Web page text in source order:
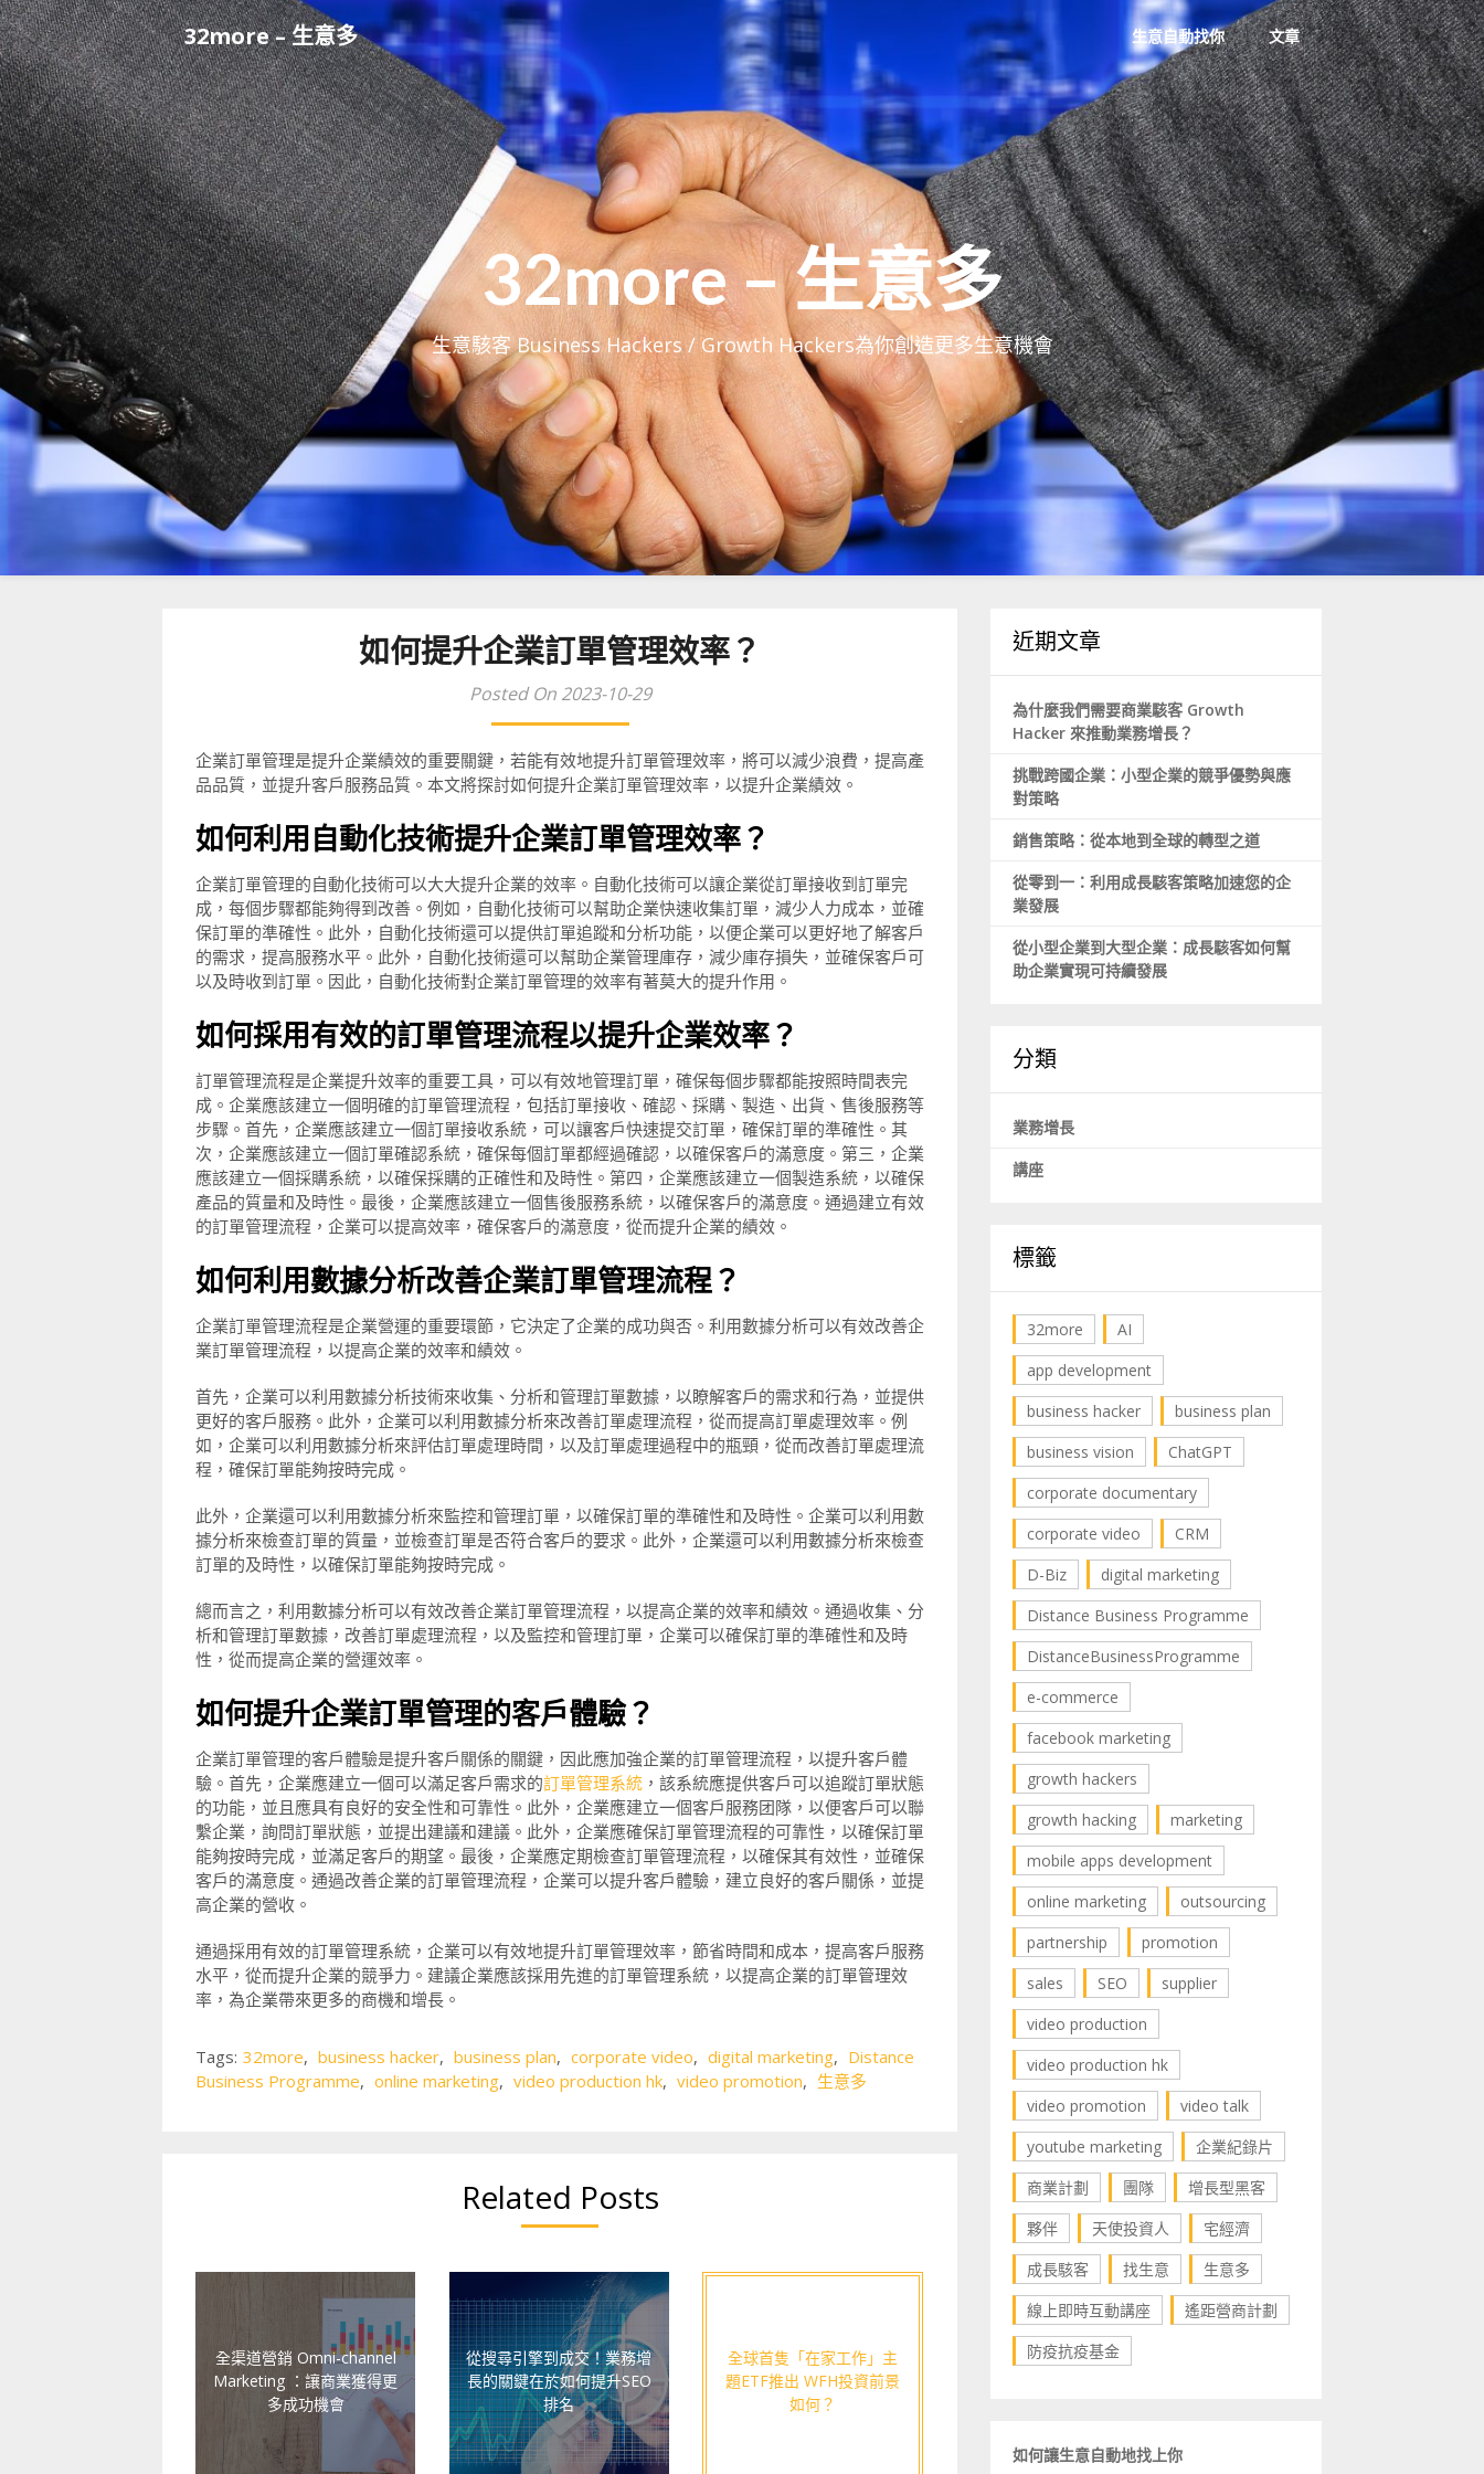
Skip
to
content
32more – 生意多 生意自動找你 文章
32more – 生意多
生意駭客 Business Hackers / Growth Hackers為你創造更多生意機會
如何提升企業訂單管理效率？
Posted On 2023-10-29
企業訂單管理是提升企業績效的重要關鍵，若能有效地提升訂單管理效率，將可以減少浪費，提高產
品品質，並提升客戶服務品質。本文將探討如何提升企業訂單管理效率，以提升企業績效。
如何利用自動化技術提升企業訂單管理效率？
企業訂單管理的自動化技術可以大大提升企業的效率。自動化技術可以讓企業從訂單接收到訂單完
成，每個步驟都能夠得到改善。例如，自動化技術可以幫助企業快速收集訂單，減少人力成本，並確
保訂單的準確性。此外，自動化技術還可以提供訂單追蹤和分析功能，以便企業可以更好地了解客戶
的需求，提高服務水平。此外，自動化技術還可以幫助企業管理庫存，減少庫存損失，並確保客戶可
以及時收到訂單。因此，自動化技術對企業訂單管理的效率有著莫大的提升作用。
如何採用有效的訂單管理流程以提升企業效率？
訂單管理流程是企業提升效率的重要工具，可以有效地管理訂單，確保每個步驟都能按照時間表完
成。企業應該建立一個明確的訂單管理流程，包括訂單接收、確認、採購、製造、出貨、售後服務等
步驟。首先，企業應該建立一個訂單接收系統，可以讓客戶快速提交訂單，確保訂單的準確性。其
次，企業應該建立一個訂單確認系統，確保每個訂單都經過確認，以確保客戶的滿意度。第三，企業
應該建立一個採購系統，以確保採購的正確性和及時性。第四，企業應該建立一個製造系統，以確保
產品的質量和及時性。最後，企業應該建立一個售後服務系統，以確保客戶的滿意度。通過建立有效
的訂單管理流程，企業可以提高效率，確保客戶的滿意度，從而提升企業的績效。
如何利用數據分析改善企業訂單管理流程？
企業訂單管理流程是企業營運的重要環節，它決定了企業的成功與否。利用數據分析可以有效改善企
業訂單管理流程，以提高企業的效率和績效。
首先，企業可以利用數據分析技術來收集、分析和管理訂單數據，以瞭解客戶的需求和行為，並提供
更好的客戶服務。此外，企業可以利用數據分析來改善訂單處理流程，從而提高訂單處理效率。例
如，企業可以利用數據分析來評估訂單處理時間，以及訂單處理過程中的瓶頸，從而改善訂單處理流
程，確保訂單能夠按時完成。
此外，企業還可以利用數據分析來監控和管理訂單，以確保訂單的準確性和及時性。企業可以利用數
據分析來檢查訂單的質量，並檢查訂單是否符合客戶的要求。此外，企業還可以利用數據分析來檢查
訂單的及時性，以確保訂單能夠按時完成。
總而言之，利用數據分析可以有效改善企業訂單管理流程，以提高企業的效率和績效。通過收集、分
析和管理訂單數據，改善訂單處理流程，以及監控和管理訂單，企業可以確保訂單的準確性和及時
性，從而提高企業的營運效率。
如何提升企業訂單管理的客戶體驗？
企業訂單管理的客戶體驗是提升客戶關係的關鍵，因此應加強企業的訂單管理流程，以提升客戶體
驗。首先，企業應建立一個可以滿足客戶需求的訂單管理系統 ，該系統應提供客戶可以追蹤訂單狀態
的功能，並且應具有良好的安全性和可靠性。此外，企業應建立一個客戶服務团隊，以便客戶可以聯
繫企業，詢問訂單狀態，並提出建議和建議。此外，企業應確保訂單管理流程的可靠性，以確保訂單
能夠按時完成，並滿足客戶的期望。最後，企業應定期檢查訂單管理流程，以確保其有效性，並確保
客戶的滿意度。通過改善企業的訂單管理流程，企業可以提升客戶體驗，建立良好的客戶關係，並提
高企業的營收。
通過採用有效的訂單管理系統，企業可以有效地提升訂單管理效率，節省時間和成本，提高客戶服務
水平，從而提升企業的競爭力。建議企業應該採用先進的訂單管理系統，以提高企業的訂單管理效
率，為企業帶來更多的商機和增長。
Tags: 32more, business hacker, business plan, corporate video, digital marketing, Distance
Business Programme, online marketing, video production hk, video promotion, 生意多
Related Posts
全渠道營銷 Omni-channel
Marketing ：讓商業獲得更
多成功機會
從搜尋引擎到成交！業務增
長的關鍵在於如何提升SEO
排名
全球首隻「在家工作」主
題ETF推出 WFH投資前景
如何？
近期文章
為什麼我們需要商業駭客 Growth
Hacker 來推動業務增長？
挑戰跨國企業：小型企業的競爭優勢與應
對策略
銷售策略：從本地到全球的轉型之道
從零到一：利用成長駭客策略加速您的企
業發展
從小型企業到大型企業：成長駭客如何幫
助企業實現可持續發展
分類
業務增長
講座
標籤
32more
AI
app development
business hacker
business plan
business vision
ChatGPT
corporate documentary
corporate video
CRM
D-Biz
digital marketing
Distance Business Programme
DistanceBusinessProgramme
e-commerce
facebook marketing
growth hackers
growth hacking
marketing
mobile apps development
online marketing
outsourcing
partnership
promotion
sales
SEO
supplier
video production
video production hk
video promotion
video talk
youtube marketing
企業紀錄片
商業計劃
團隊
增長型黑客
夥伴
天使投資人
宅經濟
成長駭客
找生意
生意多
線上即時互動講座
遙距營商計劃
防疫抗疫基金
如何讓生意自動地找上你